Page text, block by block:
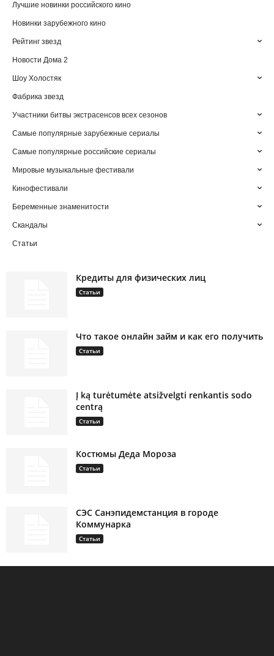
Лучшие новинки российского кино
Новинки зарубежного кино
Рейтинг звезд
Новости Дома 2
Шоу Холостяк
Фабрика звезд
Участники битвы экстрасенсов всех сезонов
Самые популярные зарубежные сериалы
Самые популярные российские сериалы
Мировые музыкальные фестивали
Кинофестивали
Беременные знаменитости
Скандалы
Статьи
Кредиты для физических лиц
Статьи
Что такое онлайн займ и как его получить
Статьи
Į ką turėtumėte atsižvelgti renkantis sodo
centrą
Статьи
Костюмы Деда Мороза
Статьи
СЭС Санэпидемстанция в городе
Коммунарка
Статьи